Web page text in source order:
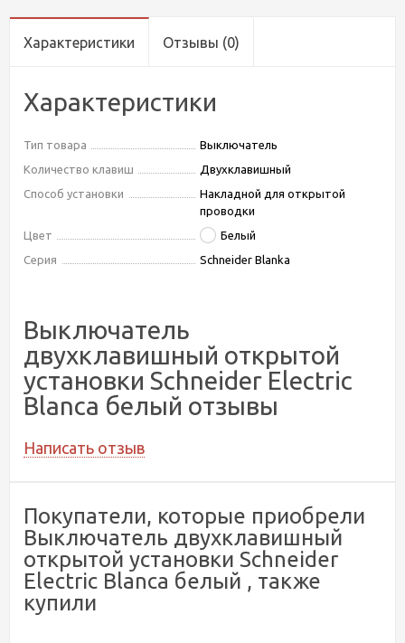
Характеристики Отзывы (0)
Характеристики
Тип товара
Выключатель
Количество клавиш
Двухклавишный
Способ установки
Накладной для открытой
проводки
Цвет
Белый
Серия
Schneider Blanka
Выключатель
двухклавишный открытой
установки Schneider Electric
Blanca белый отзывы
Написать отзыв
Покупатели, которые приобрели
Выключатель двухклавишный
открытой установки Schneider
Electric Blanca белый , также
купили